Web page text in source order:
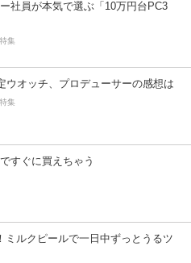
社員が本気で選ぶ「10万円台PC3
集
ウオッチ、プロデューサーの感想は
集
すぐに買えちゃう
ミルクピールで一日中ずっとうるツ